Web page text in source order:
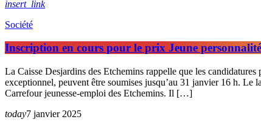
insert_link
Société
Inscription en cours pour le prix Jeune
La Caisse Desjardins des Etchemins rappelle que les
exceptionnel, peuvent être soumises jusqu’au 31 janvier 16 h. Le
Carrefour jeunesse-emploi des Etchemins. Il […]
today7 janvier 2025